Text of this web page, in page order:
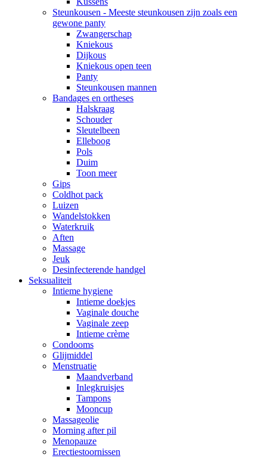
Steunkousen - Meeste steunkousen zijn zoals een
gewone panty
Zwangerschap
Kniekous
Dijkous
Kniekous open teen
Panty
Steunkousen mannen
Bandages en ortheses
Halskraag
Schouder
Sleutelbeen
Elleboog
Pols
Duim
Toon meer
Gips
Coldhot pack
Luizen
Wandelstokken
Waterkruik
Aften
Massage
Jeuk
Desinfecterende handgel
Seksualiteit
Intieme hygiene
Intieme doekjes
Vaginale douche
Vaginale zeep
Intieme crème
Condooms
Glijmiddel
Menstruatie
Maandverband
Inlegkruisjes
Tampons
Mooncup
Massageolie
Morning after pil
Menopauze
Erectiestoornissen